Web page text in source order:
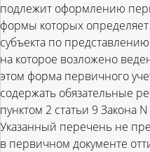
подлежит оформлению
формы которых
субъекта по
на которое возложено
этом форма первичного
содержать обязательные
пунктом 2 статьи 9 Закона
Указанный перечень не
в первичном документе